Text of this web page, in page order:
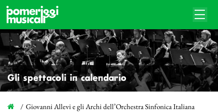
Gli spettacoli in calendario
Giovanni Allevi e gli Archi dell’Orchestra Sinfonica Italiana